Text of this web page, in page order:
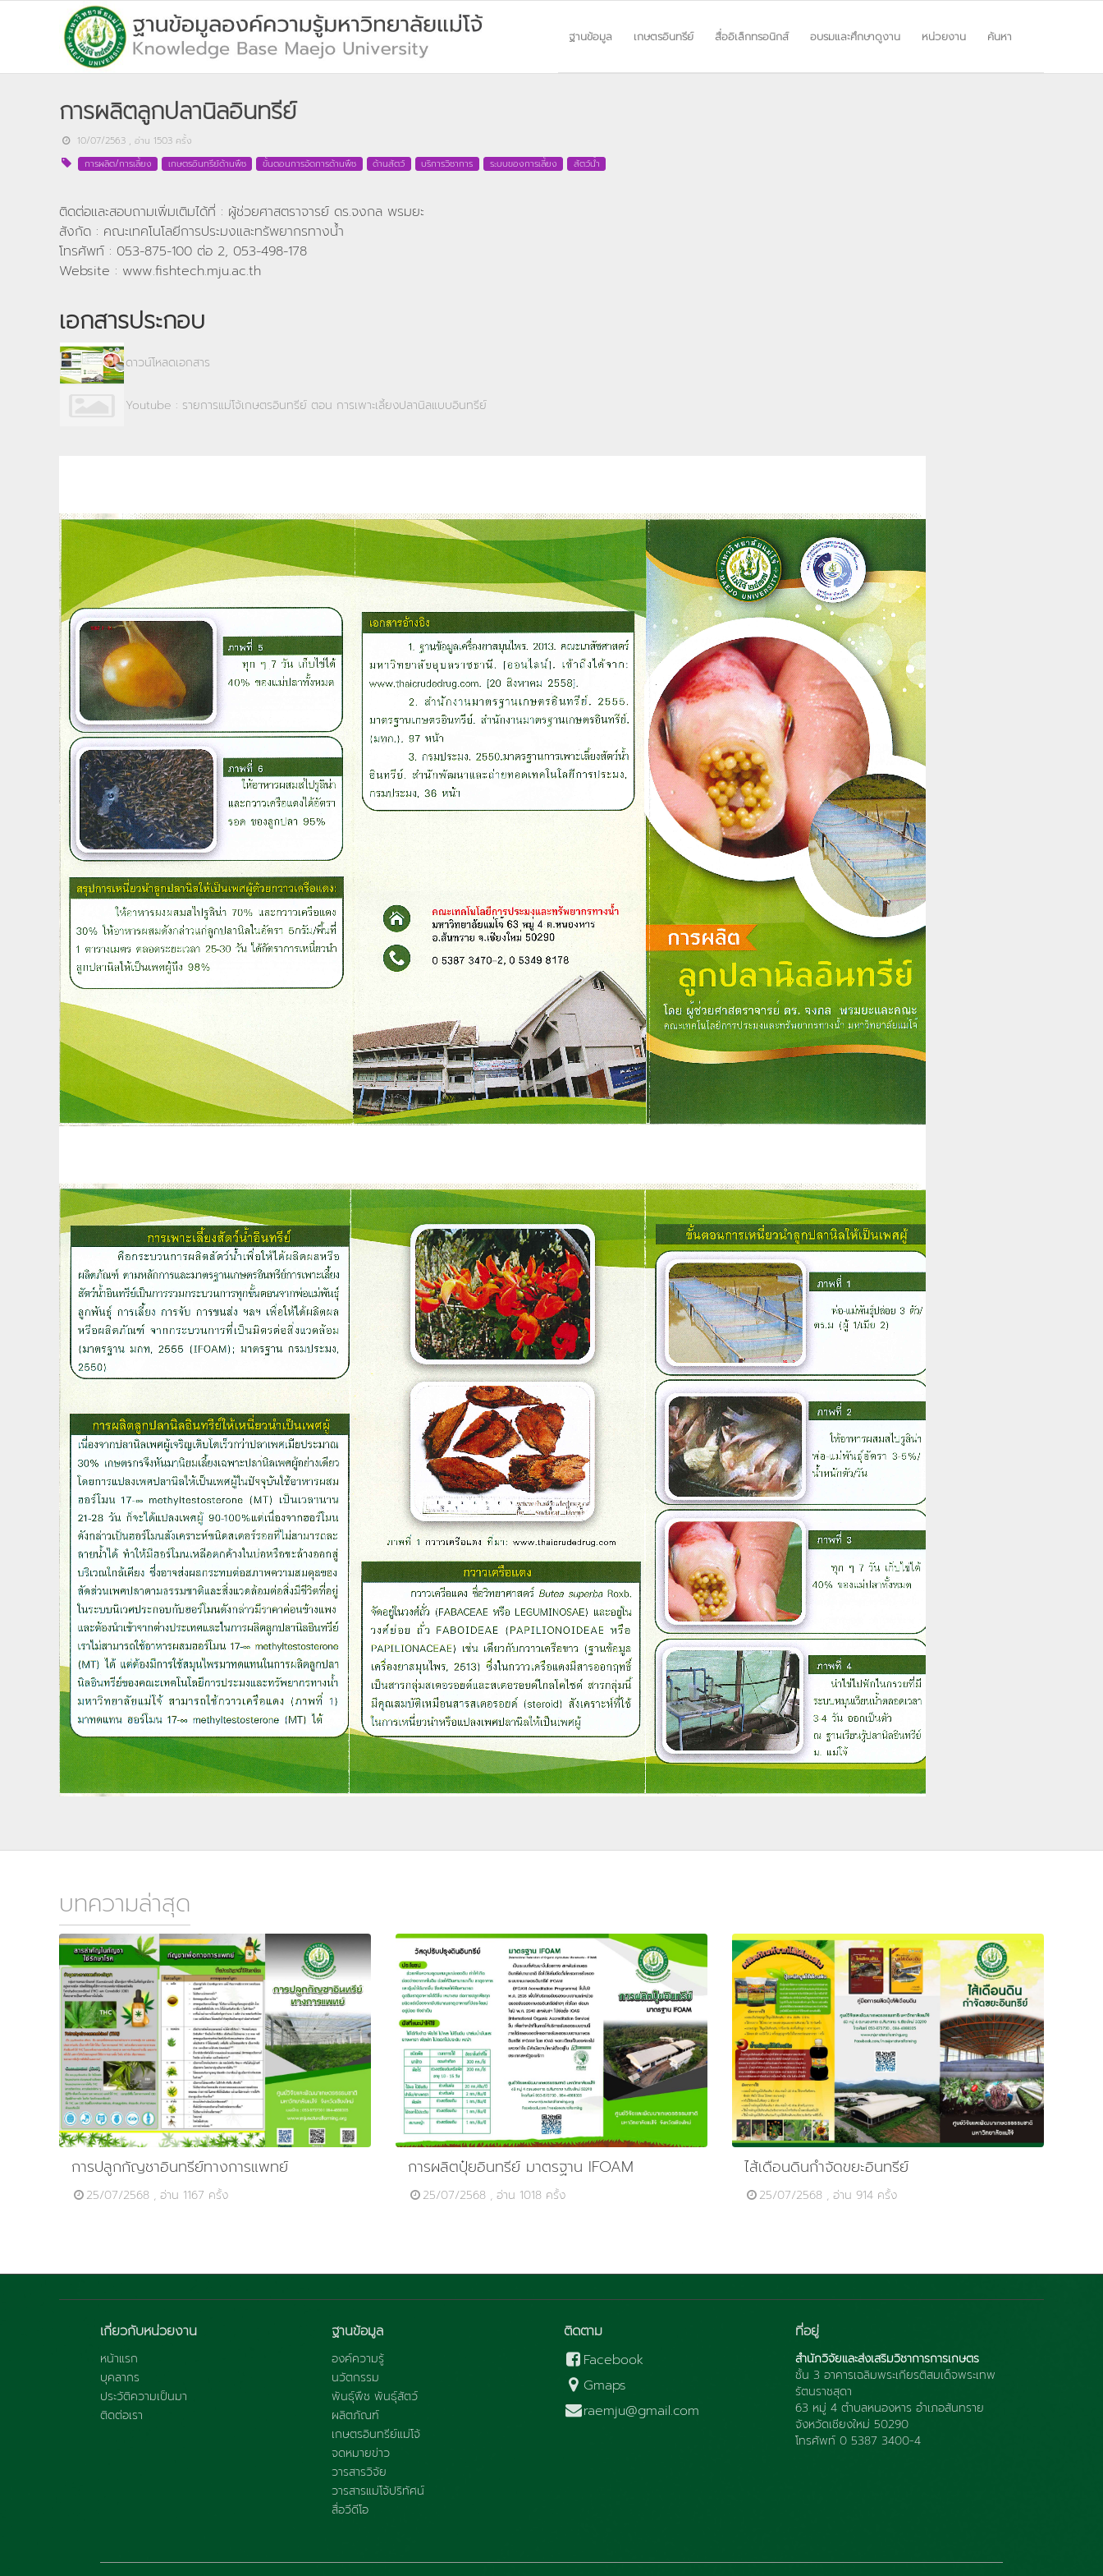
ฐานข้อมูล เกษตรอินทรีย์ สื่ออิเล็กทรอนิกส์ อบรมและศึกษาดูงาน หน่วยงาน ค้นหา
การผลิตลูกปลานิลอินทรีย์
10/07/2563 , อ่าน 1503 ครั้ง
การผลิต/การเลี้ยง
เกษตรอินทรีย์ด้านพืช ขั้นตอนการจัดการด้านพืช ด้านสัตว์ บริการวิชาการ ระบบของการเลี้ยง สัตว์น้ำ
ติดต่อและสอบถามเพิ่มเติมได้ที่ : ผู้ช่วยศาสตราจารย์ ดร.จงกล พรมยะ
สังกัด : คณะเทคโนโลยีการประมงและทรัพยากรทางน้ำ
โทรศัพท์ : 053-875-100 ต่อ 2, 053-498-178
Website : www.fishtech.mju.ac.th
เอกสารประกอบ
ดาวน์โหลดเอกสาร
Youtube : รายการแม่โจ้เกษตรอินทรีย์ ตอน การเพาะเลี้ยงปลานิลแบบอินทรีย์
บทความล่าสุด
การปลูกกัญชาอินทรีย์ทางการแพทย์
25/07/2568 , อ่าน 1167 ครั้ง
การผลิตปุ๋ยอินทรีย์ มาตรฐาน IFOAM
25/07/2568 , อ่าน 1018 ครั้ง
ไส้เดือนดินกำจัดขยะอินทรีย์
25/07/2568 , อ่าน 914 ครั้ง
เกี่ยวกับหน่วยงาน
หน้าแรก
บุคลากร
ประวัติความเป็นมา
ติดต่อเรา
ฐานข้อมูล
องค์ความรู้
นวัตกรรม
พันธุ์พืช พันธุ์สัตว์
ผลิตภัณฑ์
เกษตรอินทรีย์แม่โจ้
จดหมายข่าว
วารสารวิจัย
วารสารแม่โจ้ปริทัศน์
สื่อวีดีโอ
ติดตาม
Facebook
Gmaps
raemju@gmail.com
ที่อยู่
สำนักวิจัยและส่งเสริมวิชาการการเกษตร
ชั้น 3 อาคารเฉลิมพระเกียรติสมเด็จพระเทพ
รัตนราชสุดา
63 หมู่ 4 ตำบลหนองหาร อำเภอสันทราย
จังหวัดเชียงใหม่ 50290
โทรศัพท์ 0 5387 3400-4